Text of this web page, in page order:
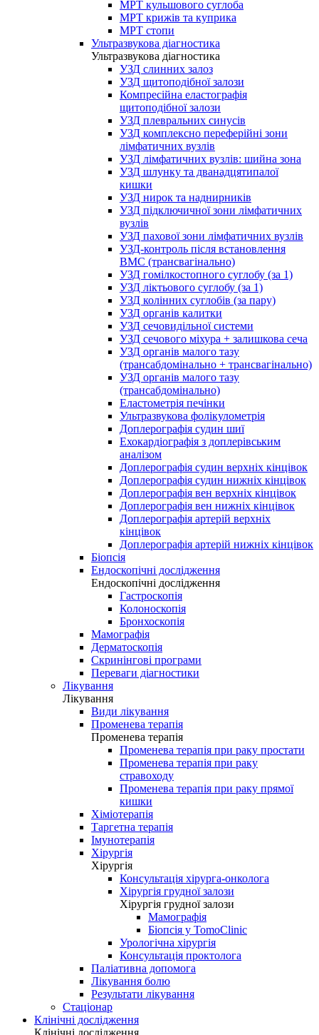
МРТ кульшового суглоба
МРТ крижів та куприка
МРТ стопи
Ультразвукова діагностика
Ультразвукова діагностика
УЗД слинних залоз
УЗД щитоподібної залози
Компресійна еластографія
щитоподібної залози
УЗД плевральних синусів
УЗД комплексно переферійні зони
лімфатичних вузлів
УЗД лімфатичних вузлів: шийна зона
УЗД шлунку та дванадцятипалої
кишки
УЗД нирок та наднирників
УЗД підключичної зони лімфатичних
вузлів
УЗД пахової зони лімфатичних вузлів
УЗД-контроль після встановлення
ВМС (трансвагінально)
УЗД гомілкостопного суглобу (за 1)
УЗД ліктьового суглобу (за 1)
УЗД колінних суглобів (за пару)
УЗД органів калитки
УЗД сечовидільної системи
УЗД сечового міхура + залишкова сеча
УЗД органів малого тазу
(трансабдомінально + трансвагінально)
УЗД органів малого тазу
(трансабдомінально)
Еластометрія печінки
Ультразвукова фолікулометрія
Доплерографія судин шиї
Ехокардіографія з доплерівським
аналізом
Доплерографія судин верхніх кінцівок
Доплерографія судин нижніх кінцівок
Доплерографія вен верхніх кінцівок
Доплерографія вен нижніх кінцівок
Доплерографія артерій верхніх
кінцівок
Доплерографія артерій нижніх кінцівок
Біопсія
Ендоскопічні дослідження
Ендоскопічні дослідження
Гастроскопія
Колоноскопія
Бронхоскопія
Мамографія
Дерматоскопія
Скринінгові програми
Переваги діагностики
Лікування
Лікування
Види лікування
Променева терапія
Променева терапія
Променева терапія при раку простати
Променева терапія при раку
стравоходу
Променева терапія при раку прямої
кишки
Хіміотерапія
Таргетна терапія
Імунотерапія
Хірургія
Хірургія
Консультація хірурга-онколога
Хірургія грудної залози
Хірургія грудної залози
Мамографія
Біопсія у TomoClinic
Урологічна хірургія
Консультація проктолога
Паліативна допомога
Лікування болю
Результати лікування
Стаціонар
Клінічні дослідження
Клінічні дослідження